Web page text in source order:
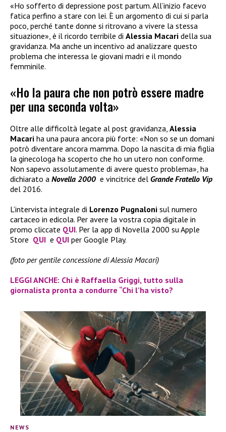
«Ho sofferto di depressione post partum. All’inizio facevo
fatica perfino a stare con lei. È un argomento di cui si parla
poco, perché tante donne si ritrovano a vivere la stessa
situazione», è il ricordo terribile di Alessia Macari della sua
gravidanza. Ma anche un incentivo ad analizzare questo
problema che interessa le giovani madri e il mondo
femminile.
«Ho la paura che non potrò essere madre
per una seconda volta»
Oltre alle difficoltà legate al post gravidanza, Alessia
Macari ha una paura ancora più forte: «Non so se un domani
potrò diventare ancora mamma. Dopo la nascita di mia figlia
la ginecologa ha scoperto che ho un utero non conforme.
Non sapevo assolutamente di avere questo problema», ha
dichiarato a Novella 2000 e vincitrice del Grande Fratello Vip
del 2016.
L’intervista integrale di Lorenzo Pugnaloni sul numero
cartaceo in edicola. Per avere la vostra copia digitale in
promo cliccate QUI. Per la app di Novella 2000 su Apple
Store QUI e QUI per Google Play.
(foto per gentile concessione di Alessia Macari)
LEGGI ANCHE: Chi è Raffaella Griggi, tutto sulla
giornalista pronta a condurre “Chi l’ha visto?
NEWS